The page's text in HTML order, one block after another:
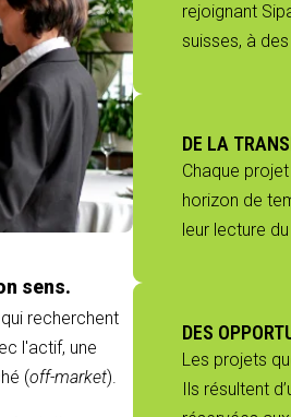
sens.
recherchent
l'actif, une
(off-market).
rejoignant
suisses, à
DE LA
Chaque
horizon de
leur lecture
DES
Les projets
Ils résultent